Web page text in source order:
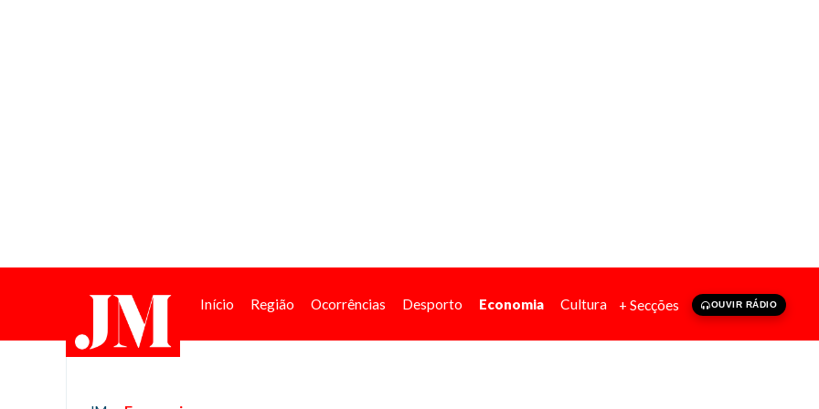
Início Região Ocorrências Desporto Economia Cultura + Secções OUVIR RÁDIO